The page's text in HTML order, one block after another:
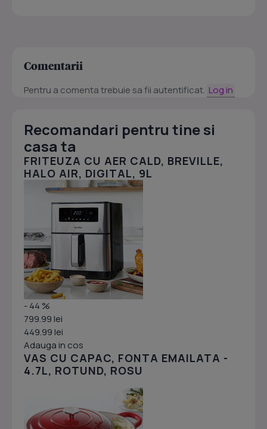
Comentarii
Pentru a comenta trebuie sa fii autentificat. Log in
Recomandari pentru tine si
casa ta
FRITEUZA CU AER CALD, BREVILLE,
HALO AIR, DIGITAL, 9L
- 44 %
799.99 lei
449.99 lei
Adauga in cos
VAS CU CAPAC, FONTA EMAILATA -
4.7L, ROTUND, ROSU